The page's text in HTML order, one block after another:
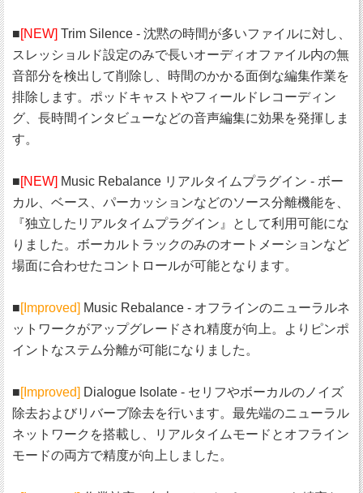
■ [NEW] Trim Silence - 沈黙の時間が多いファイルに対し、
スレッショルド設定のみで長いオーディオファイル内の無
音部分を検出して削除し、時間のかかる面倒な編集作業を
排除します。ポッドキャストやフィールドレコーディン
グ、長時間インタビューなどの音声編集に効果を発揮しま
す。
■ [NEW] Music Rebalance リアルタイムプラグイン - ボー
カル、ベース、パーカッションなどのソース分離機能を、
『独立したリアルタイムプラグイン』として利用可能にな
りました。ボーカルトラックのみのオートメーションなど
場面に合わせたコントロールが可能となります。
■ [Improved]
Music Rebalance - オフラインのニューラルネ
ットワークがアップグレードされ精度が向上。よりピンポ
イントなステム分離が可能になりました。
■ [Improved]
Dialogue Isolate - セリフやボーカルのノイズ
除去およびリバーブ除去を行います。最先端のニューラル
ネットワークを搭載し、リアルタイムモードとオフライン
モードの両方で精度が向上しました。